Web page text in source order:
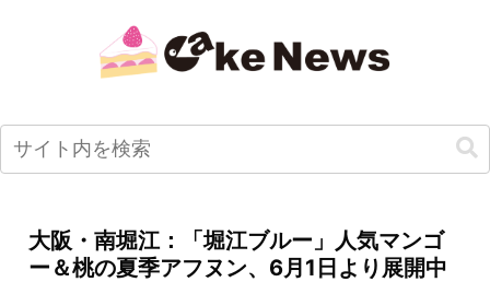
大阪・南堀江：「堀江ブルー」人気マンゴ
ー＆桃の夏季アフヌン、6月1日より展開中